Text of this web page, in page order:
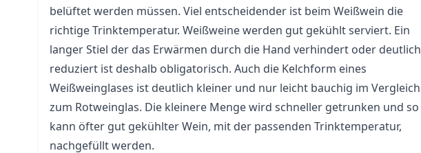
belüftet werden müssen. Viel entscheidender ist beim Weißwein die
richtige Trinktemperatur. Weißweine werden gut gekühlt serviert. Ein
langer Stiel der das Erwärmen durch die Hand verhindert oder deutlich
reduziert ist deshalb obligatorisch. Auch die Kelchform eines
Weißweinglases ist deutlich kleiner und nur leicht bauchig im Vergleich
zum Rotweinglas. Die kleinere Menge wird schneller getrunken und so
kann öfter gut gekühlter Wein, mit der passenden Trinktemperatur,
nachgefüllt werden.